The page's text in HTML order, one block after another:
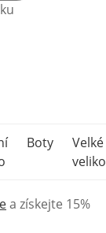
Boty
Velké
a získejte 15%